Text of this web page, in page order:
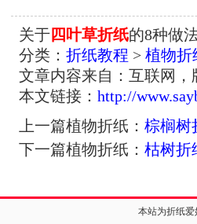
关于四叶草折纸的8种做
分类： 折纸教程 > 植物折
文章内容来自：互联网
本文链接： http://
上一篇植物折纸： 棕榈树
下一篇植物折纸： 枯树折
本站为折纸